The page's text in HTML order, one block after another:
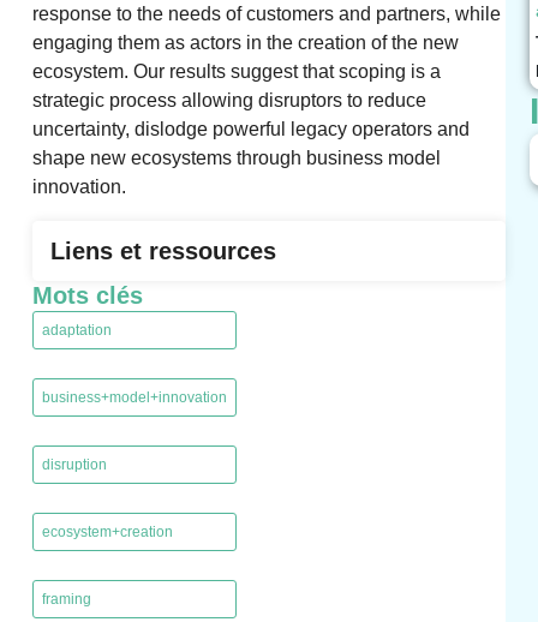
response to the needs of customers and partners, while
engaging them as actors in the creation of the new
ecosystem. Our results suggest that scoping is a
strategic process allowing disruptors to reduce
uncertainty, dislodge powerful legacy operators and
shape new ecosystems through business model
innovation.
Liens et ressources
Mots clés
adaptation
business+model+innovation
disruption
ecosystem+creation
framing